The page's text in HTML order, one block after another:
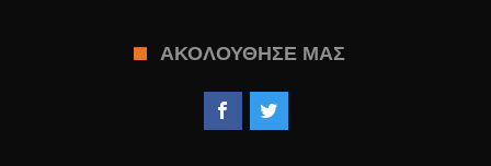
ΑΚΟΛΟΎΘΗΣΕ ΜΑΣ